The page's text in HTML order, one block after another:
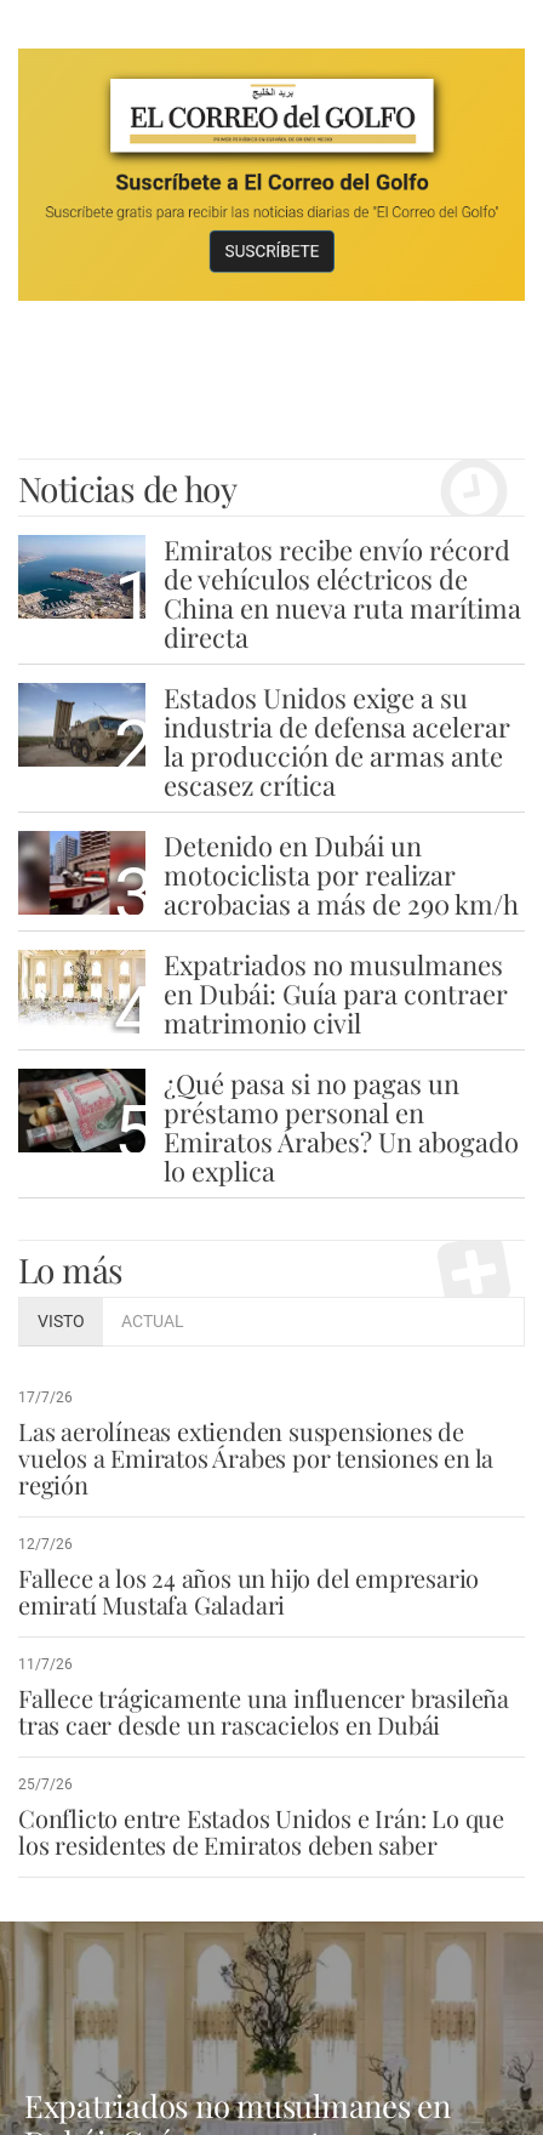
Noticias de hoy
1
Emiratos recibe envío récord
de vehículos eléctricos de
China en nueva ruta marítima
directa
2
Estados Unidos exige a su
industria de defensa acelerar
la producción de armas ante
escasez crítica
3
Detenido en Dubái un
motociclista por realizar
acrobacias a más de 290 km/h
4
Expatriados no musulmanes
en Dubái: Guía para contraer
matrimonio civil
5
¿Qué pasa si no pagas un
préstamo personal en
Emiratos Árabes? Un abogado
lo explica
Lo más
VISTO ACTUAL
17/7/26
Las aerolíneas extienden suspensiones de
vuelos a Emiratos Árabes por tensiones en la
región
12/7/26
Fallece a los 24 años un hijo del empresario
emiratí Mustafa Galadari
11/7/26
Fallece trágicamente una influencer brasileña
tras caer desde un rascacielos en Dubái
25/7/26
Conflicto entre Estados Unidos e Irán: Lo que
los residentes de Emiratos deben saber
Expatriados no musulmanes en